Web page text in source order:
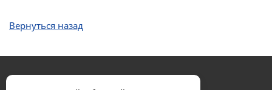
Вернуться назад